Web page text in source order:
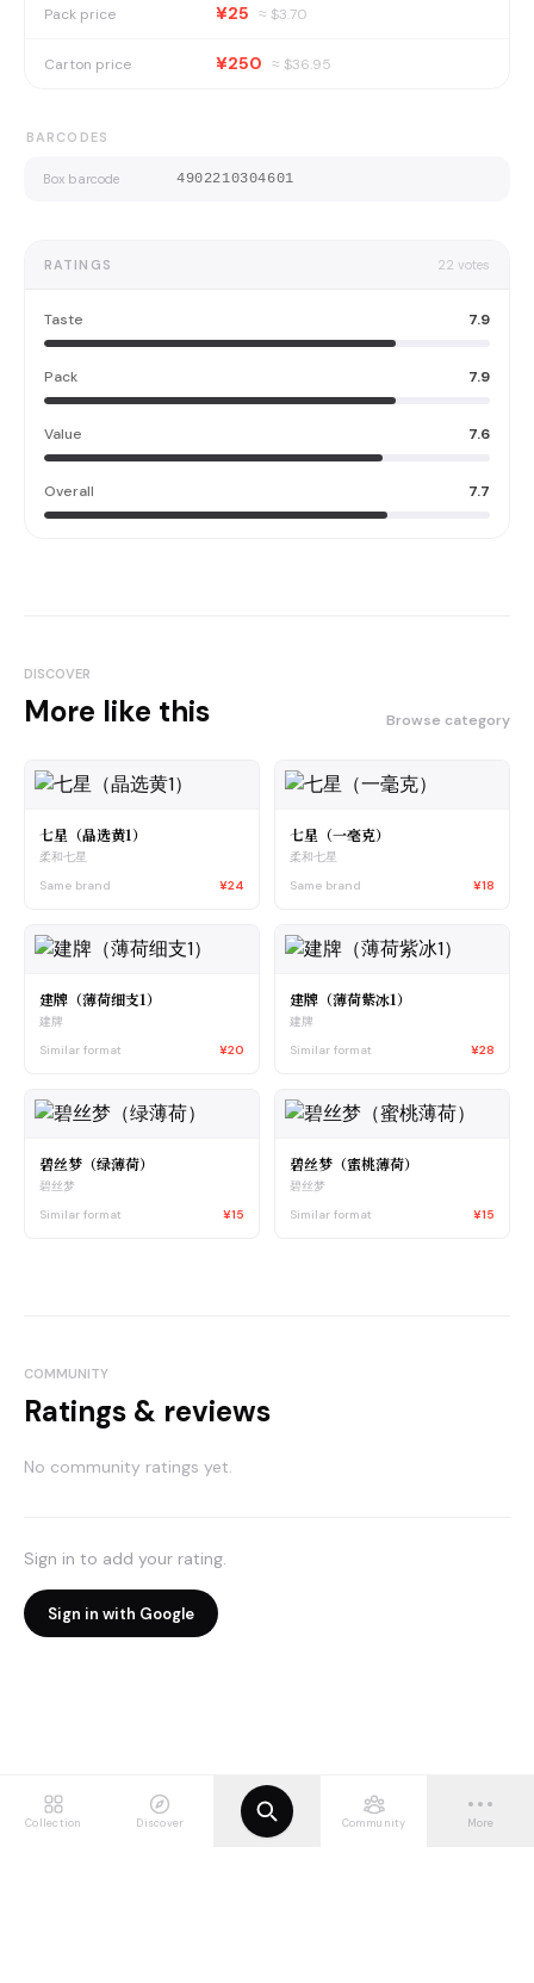
Pack price ¥25 ≈ $3.70
Carton price ¥250 ≈ $36.95
BARCODES
Box barcode 4902210304601
RATINGS 22 votes
Taste 7.9
Pack 7.9
Value 7.6
Overall 7.7
DISCOVER
More like this Browse category
七星（晶选黄1）
柔和七星
Same brand
¥24
七星（一毫克）
柔和七星
Same brand
¥18
建牌（薄荷细支1）
建牌
Similar format
¥20
建牌（薄荷紫冰1）
建牌
Similar format
¥28
碧丝梦（绿薄荷）
碧丝梦
Similar format
¥15
碧丝梦（蜜桃薄荷）
碧丝梦
Similar format
¥15
COMMUNITY
Ratings & reviews
No community ratings yet.
Sign in to add your rating.
Sign in with Google
Collection Discover Community More